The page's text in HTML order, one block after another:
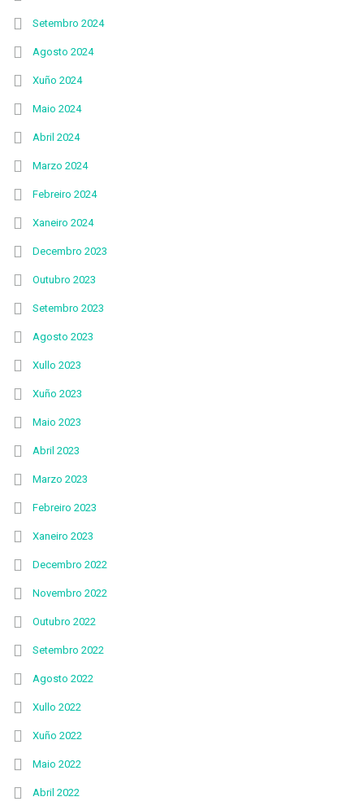
Setembro 2024
Agosto 2024
Xuño 2024
Maio 2024
Abril 2024
Marzo 2024
Febreiro 2024
Xaneiro 2024
Decembro 2023
Outubro 2023
Setembro 2023
Agosto 2023
Xullo 2023
Xuño 2023
Maio 2023
Abril 2023
Marzo 2023
Febreiro 2023
Xaneiro 2023
Decembro 2022
Novembro 2022
Outubro 2022
Setembro 2022
Agosto 2022
Xullo 2022
Xuño 2022
Maio 2022
Abril 2022